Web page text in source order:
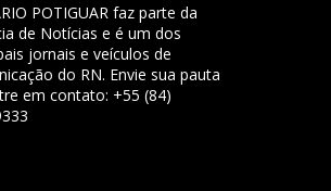
POTIGUAR faz parte da
de Notícias e é um dos
jornais e veículos de
do RN. Envie sua pauta
em contato: +55 (84)